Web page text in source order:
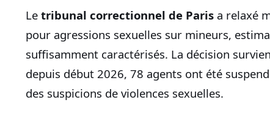
Le tribunal correctionnel de Paris a relaxé
pour agressions sexuelles sur mineurs,
suffisamment caractérisés. La décision
depuis début 2026, 78 agents ont été
des suspicions de violences sexuelles.